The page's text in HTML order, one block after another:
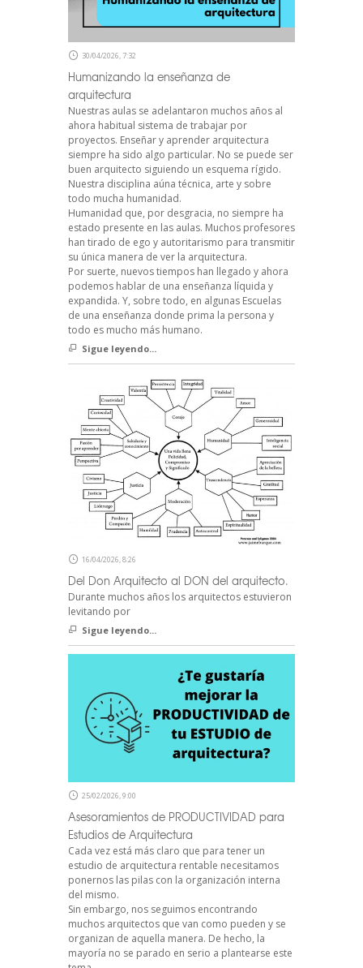
30/04/2026, 7:32
Humanizando la enseñanza de
arquitectura
Nuestras aulas se adelantaron muchos años al
ahora habitual sistema de trabajar por
proyectos. Enseñar y aprender arquitectura
siempre ha sido algo particular. No se puede ser
buen arquitecto siguiendo un esquema rígido.
Nuestra disciplina aúna técnica, arte y sobre
todo mucha humanidad.
Humanidad que, por desgracia, no siempre ha
estado presente en las aulas. Muchos profesores
han tirado de ego y autoritarismo para transmitir
su única manera de ver la arquitectura.
Por suerte, nuevos tiempos han llegado y ahora
podemos hablar de una enseñanza líquida y
expandida. Y, sobre todo, en algunas Escuelas
de una enseñanza donde prima la persona y
todo es mucho más humano.
Sigue leyendo...
16/04/2026, 8:26
Del Don Arquitecto al DON del arquitecto.
Durante muchos años los arquitectos estuvieron
levitando por
Sigue leyendo...
25/02/2026, 9:00
Asesoramientos de PRODUCTIVIDAD para
Estudios de Arquitectura
Cada vez está más claro que para tener un
estudio de arquitectura rentable necesitamos
ponernos las pilas con la organización interna
del mismo.
Sin embargo, nos seguimos encontrando
muchos arquitectos que van como pueden y se
organizan de aquella manera. De hecho, la
mayoría no se parado en serio a plantearse este